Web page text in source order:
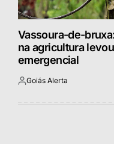
Vassoura-de-
na agricultura
emergencial
Postado
Goiás Alerta